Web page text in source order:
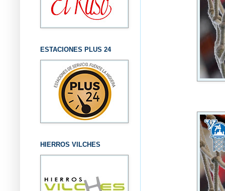
ESTACIONES PLUS 24
HIERROS VILCHES